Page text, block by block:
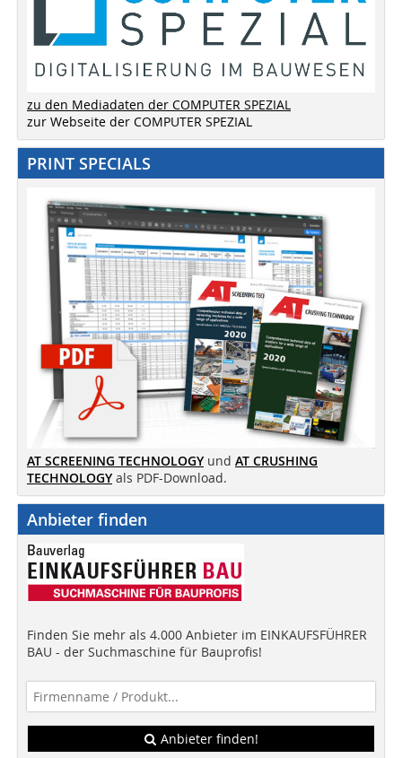
zu den Mediadaten der COMPUTER SPEZIAL
zur Webseite der COMPUTER SPEZIAL
PRINT SPECIALS
AT SCREENING TECHNOLOGY und AT CRUSHING
TECHNOLOGY als PDF-Download.
Anbieter finden
Finden Sie mehr als 4.000 Anbieter im EINKAUFSFÜHRER
BAU - der Suchmaschine für Bauprofis!
Anbieter finden!